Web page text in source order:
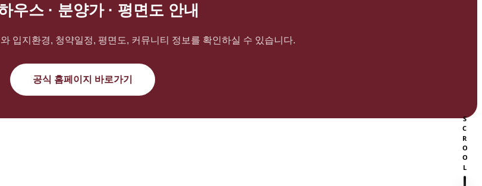
우스 · 분양가 · 평면도 안내
입지환경, 청약일정, 평면도, 커뮤니티 정보를 확인하실 수 있습니다.
공식 홈페이지 바로가기
SCROOL